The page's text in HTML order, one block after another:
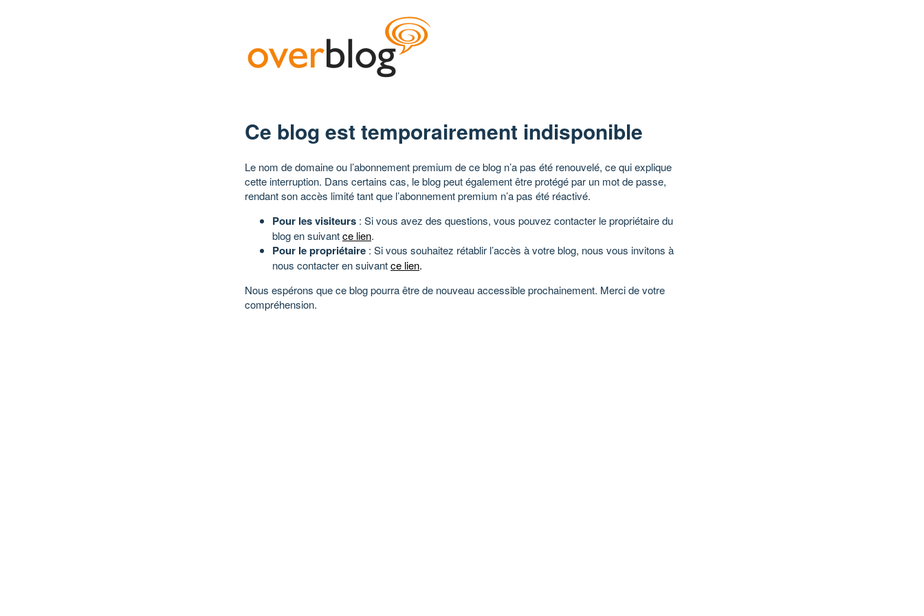
Ce blog est temporairement indisponible
Le nom de domaine ou l’abonnement premium de ce blog n’a pas été renouvelé, ce qui explique
cette interruption. Dans certains cas, le blog peut également être protégé par un mot de passe,
rendant son accès limité tant que l’abonnement premium n’a pas été réactivé.
Pour les visiteurs : Si vous avez des questions, vous pouvez contacter le propriétaire du
blog en suivantce lien.
Pour le propriétaire : Si vous souhaitez rétablir l’accès à votre blog, nous vous invitons à
nous contacter en suivantce lien.
Nous espérons que ce blog pourra être de nouveau accessible prochainement. Merci de votre
compréhension.